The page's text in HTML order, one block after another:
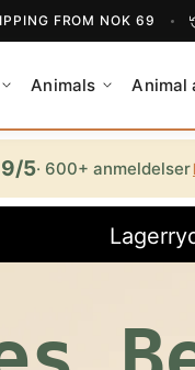
FROM NOK 69
Animals Animal
5· 600+ anmeldelser